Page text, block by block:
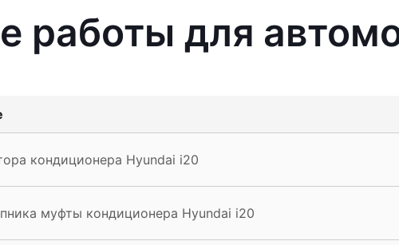
работы для
кондиционера Hyundai i20
муфты кондиционера Hyundai i20